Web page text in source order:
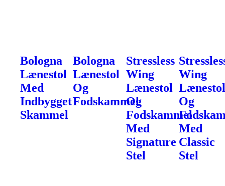
Bologna
Lænestol
Med
Indbygget
Skammel
Bologna
Lænestol
Og
Fodskammel
Stressless
Wing
Lænestol
Og
Fodskammel
Med
Signature
Stel
Wing
Og
Med
Classic
Stel